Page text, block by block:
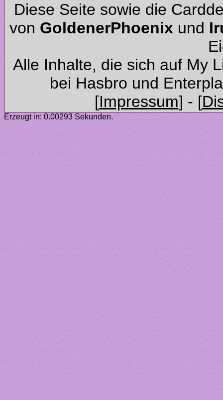
Diese Seite sowie die
von
und
Alle Inhalte, die sich auf My
Erzeugt in: 0.00293 Sekunden.